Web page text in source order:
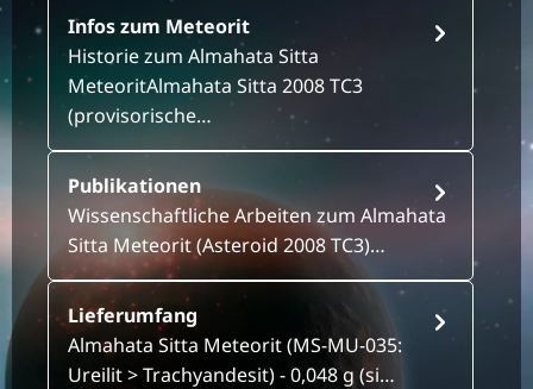
Infos zum Meteorit
Historie zum Almahata Sitta
MeteoritAlmahata Sitta 2008 TC3
(provisorische…
Publikationen
Wissenschaftliche Arbeiten zum Almahata
Sitta Meteorit (Asteroid 2008 TC3)…
Lieferumfang
Almahata Sitta Meteorit (MS-MU-035:
Ureilit > Trachyandesit) - 0,048 g (si…